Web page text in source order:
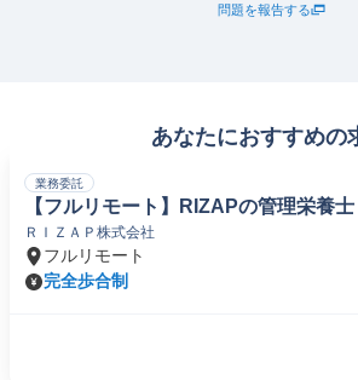
問題を報告する
あなたにおすすめの
業務委託
【フルリモート】RIZAPの管理栄養
ＲＩＺＡＰ株式会社
フルリモート
完全歩合制